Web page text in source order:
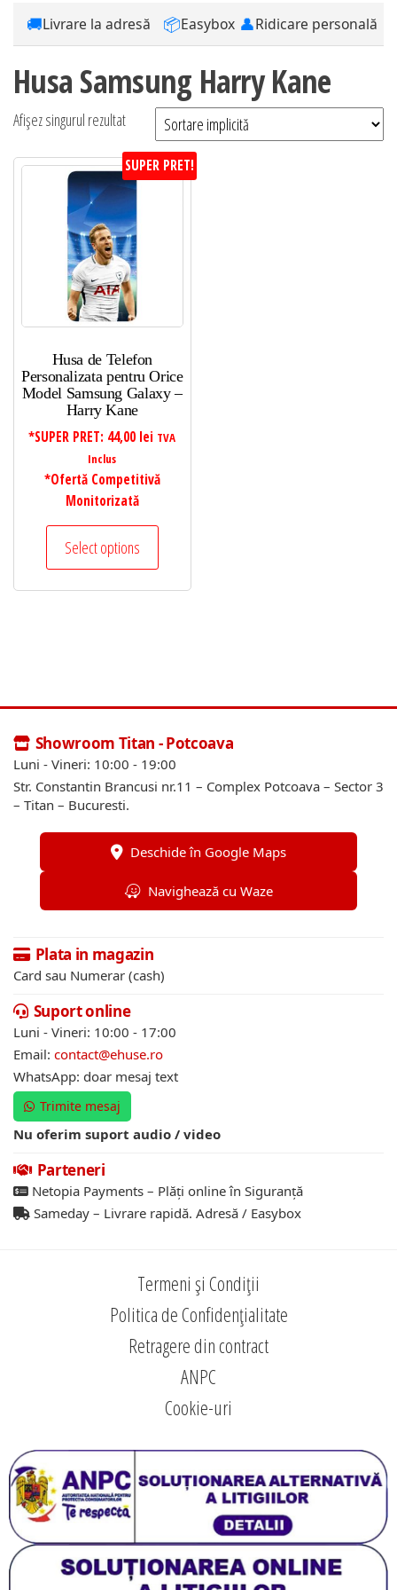
🚚Livrare la adresă 📦Easybox 👤Ridicare personală
Husa Samsung Harry Kane
Afișez singurul rezultat
SUPER PRET!
Husa de Telefon
Personalizata pentru Orice
Model Samsung Galaxy –
Harry Kane
*SUPER PRET: 44,00 lei TVA
Inclus
*Ofertă Competitivă
Monitorizată
Select options
Showroom Titan - Potcoava
Luni - Vineri: 10:00 - 19:00
Str. Constantin Brancusi nr.11 – Complex Potcoava – Sector 3
– Titan – Bucuresti.
Deschide în Google Maps
Navighează cu Waze
Plata in magazin
Card sau Numerar (cash)
Suport online
Luni - Vineri: 10:00 - 17:00
Email: contact@ehuse.ro
WhatsApp: doar mesaj text
Trimite mesaj
Nu oferim suport audio / video
Parteneri
Netopia Payments – Plăți online în Siguranță
Sameday – Livrare rapidă. Adresă / Easybox
Termeni și Condiții
Politica de Confidențialitate
Retragere din contract
ANPC
Cookie-uri